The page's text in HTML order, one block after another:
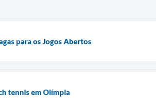
para os Jogos Abertos
tennis em Olímpia